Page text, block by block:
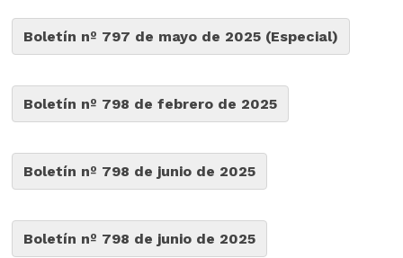
Boletín nº 797 de mayo de 2025 (Especial)
Boletín nº 798 de febrero de 2025
Boletín nº 798 de junio de 2025
Boletín nº 798 de junio de 2025